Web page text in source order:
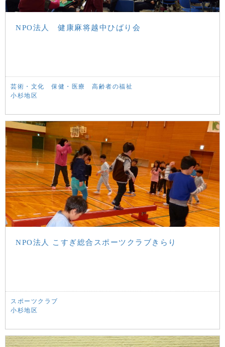
NPO法人 健康麻将越中ひばり会
芸術・文化 保健・医療
高齢者の福祉
小杉地区
NPO法人 こすぎ総合スポーツクラブきらり
スポーツクラブ
小杉地区